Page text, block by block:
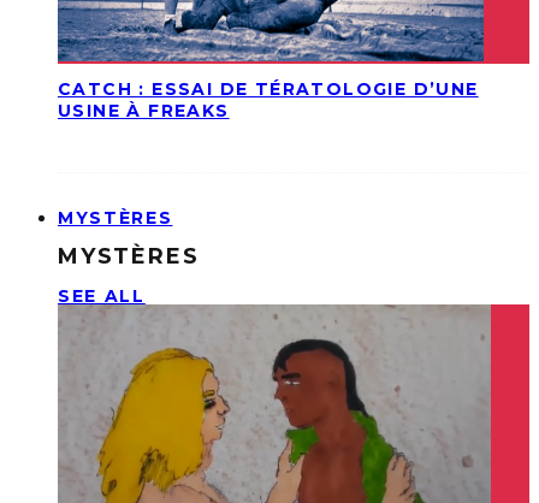
CATCH : ESSAI DE TÉRATOLOGIE D’UNE
USINE À FREAKS
MYSTÈRES
MYSTÈRES
SEE ALL